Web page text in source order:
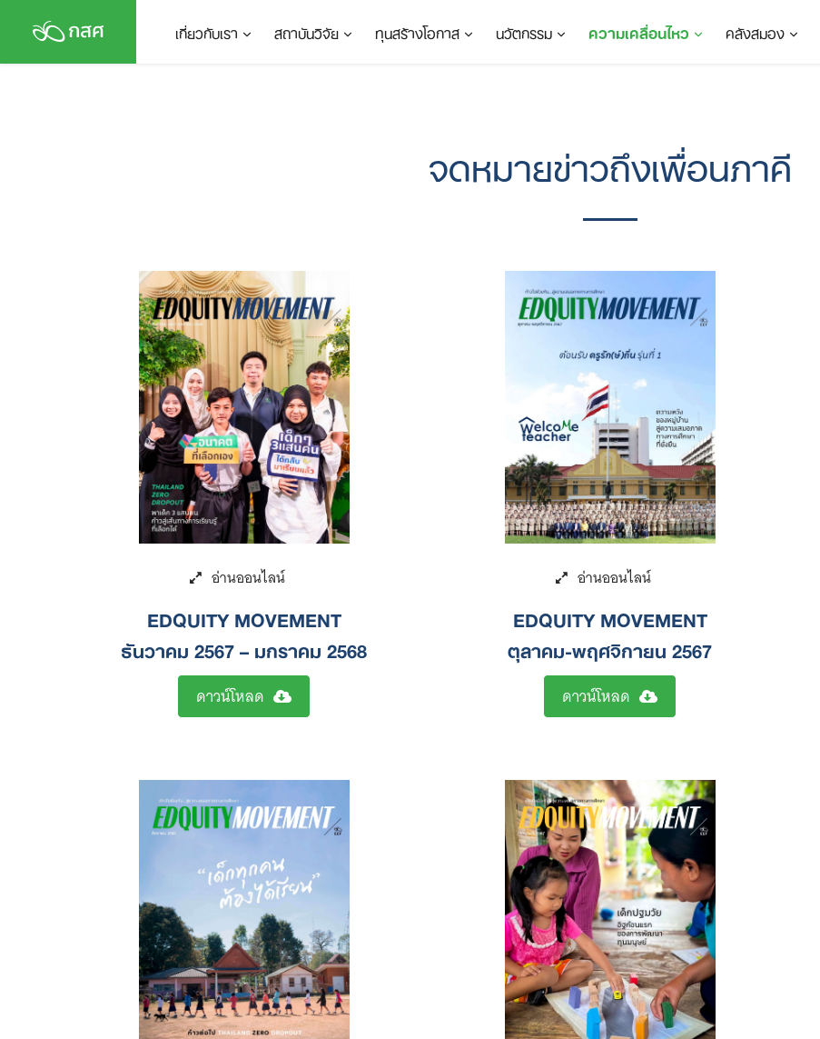
content
เกี่ยวกับเรา สถาบันวิจัย ทุนสร้างโอกาส นวัตกรรม ความเคลื่อนไหว คลังสมอง
จดหมายข่าวถึงเพื่อนภาคี
EDQUITY MOVEMENT
ธันวาคม 2567 – มกราคม 2568
ดาวน์โหลด
EDQUITY MOVEMENT
ตุลาคม-พฤศจิกายน 2567
ดาวน์โหลด